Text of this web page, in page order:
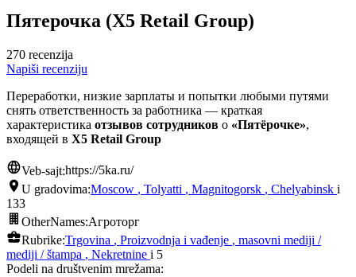
Пятерочка (X5 Retail Group)
270 recenzija
Napiši recenziju
Переработки, низкие зарплаты и попытки любыми путями
снять ответственность за работника — краткая
характеристика отзывов сотрудников о «Пятёрочке»,
входящей в X5 Retail Group
Veb-sajt:https://5ka.ru/
U gradovima:Moscow ,Tolyatti ,Magnitogorsk ,Chelyabinski
133
OtherNames:Агроторг
Rubrike:Trgovina ,Proizvodnja i vađenje ,masovni mediji /
mediji / štampa , Nekretnine i 5
Podeli na društvenim mrežama: